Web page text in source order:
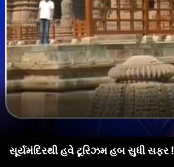
સૂર્યમંદિરથી હવે ટૂરિઝમ હબ સુધી સફર !